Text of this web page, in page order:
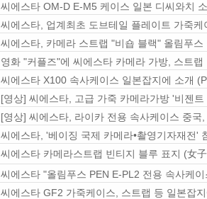
씨에스타 OM-D E-M5 케이스 일본 디씨와치
씨에스타, 업계최초 도브테일 플레이트 가죽케
씨에스타, 카메라 스트랩 "비숍 블랙" 올림푸
영화 "커플즈"에 씨에스타 카메라 가방, 스트랩
씨에스타 X100 속사케이스 일본잡지에 소개
[영상] 씨에스타, 고급 가죽 카메라가방 '비젠트
[영상] 씨에스타, 라이카 전용 속사케이스 중국
씨에스타, '베이징 국제 카메라•촬영기자재전'
씨에스타 카메라스트랩 빈티지 블루 표지 (女
씨에스타 "올림푸스 PEN E-PL2 전용 속사케
씨에스타 GF2 가죽케이스, 스트랩 등 일본잡